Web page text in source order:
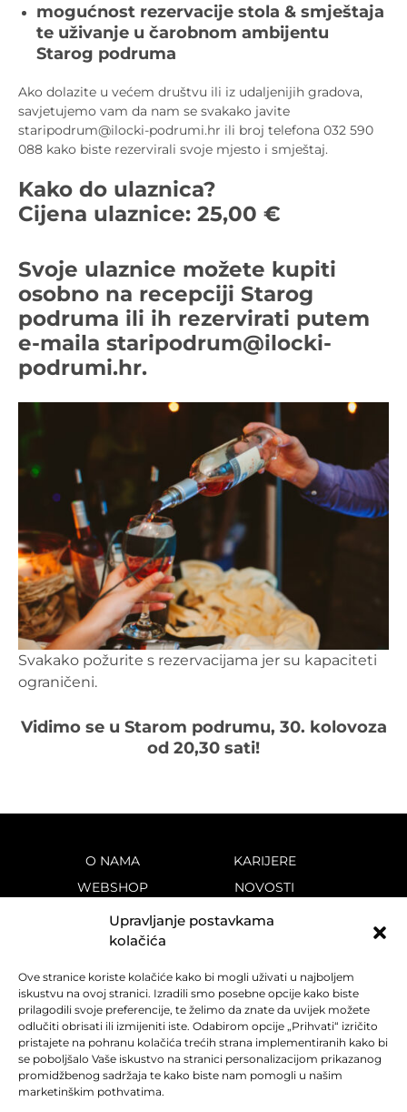
Upravljanje postavkama
kolačića
Ove stranice koriste kolačiće kako bi mogli uživati u najboljem
iskustvu na ovoj stranici. Izradili smo posebne opcije kako biste
prilagodili svoje preferencije, te želimo da znate da uvijek možete
odlučiti obrisati ili izmijeniti iste. Odabirom opcije „Prihvati“ izričito
pristajete na pohranu kolačića trećih strana implementiranih kako bi
se poboljšalo Vaše iskustvo na stranici personalizacijom prikazanog
promidžbenog sadržaja te kako biste nam pomogli u našim
marketinškim pothvatima.
mogućnost rezervacije stola & smještaja
te uživanje u čarobnom ambijentu
Starog podruma
Ako dolazite u većem društvu ili iz udaljenijih gradova,
savjetujemo vam da nam se svakako javite
staripodrum@ilocki-podrumi.hr ili broj telefona 032 590
088 kako biste rezervirali svoje mjesto i smještaj.
Kako do ulaznica?
Cijena ulaznice: 25,00 €
Svoje ulaznice možete kupiti
osobno na recepciji Starog
podruma ili ih rezervirati putem
e-maila staripodrum@ilocki-
podrumi.hr.
Svakako požurite s rezervacijama jer su kapaciteti
ograničeni.
Vidimo se u Starom podrumu, 30. kolovoza
od 20,30 sati!
O NAMA
WEBSHOP
VINOTEKE
VINA
POVIJEST
KARIJERE
NOVOSTI
KONTAKT
f i y